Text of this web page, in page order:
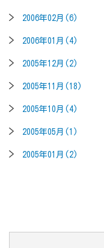
2006年02月(6)
2006年01月(4)
2005年12月(2)
2005年11月(18)
2005年10月(4)
2005年05月(1)
2005年01月(2)